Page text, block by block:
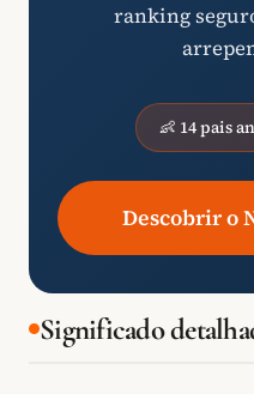
ranking
👶 14 pais
Descobrir o
Significado